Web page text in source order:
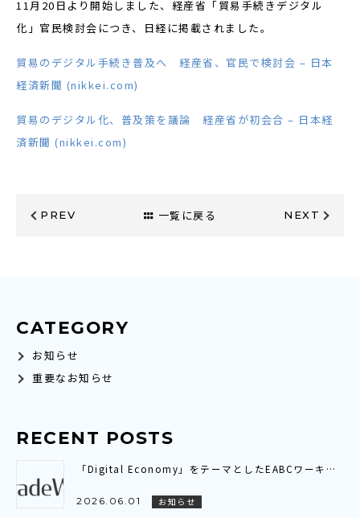
11月20日より開始しました、経産省「貿易手続きデジタル
化」官民検討会につき、日経に掲載されました。
貿易のデジタル手続き普及へ 経産省、官民で検討会 – 日本
経済新聞 (nikkei.com)
貿易のデジタル化、普及策を議論 経産省が初会合 – 日本経
済新聞 (nikkei.com)
PREV 一覧に戻る NEXT
CATEGORY
お知らせ
重要なお知らせ
RECENT POSTS
「Digital Economy」をテーマとしたEABCワーキンググループ会議に参加いたしました～アジア全域を繋ぐ「デジタル貿易連携（DTC）」の現状と展望を共有～
2026.06.01 お知らせ